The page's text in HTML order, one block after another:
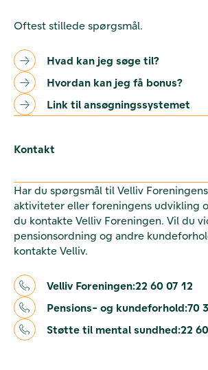
Oftest stillede spørgsmål.
Hvad kan jeg søge til?
Hvordan kan jeg få bonus?
Link til ansøgningssystemet
Kontakt
Har du spørgsmål til Velliv
aktiviteter eller foreningens udvikling
du kontakte Velliv Foreningen. Vil du
pensionsordning og andre
kontakte Velliv.
Velliv Foreningen:22 60 07 12
Pensions- og kundeforhold:70
Støtte til mental sundhed:22